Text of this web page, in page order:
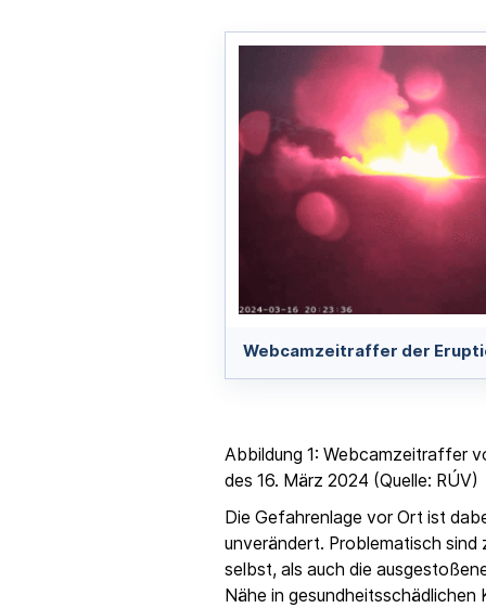
Webcamzeitraffer der
Abbildung 1: Webcamzeitraffer
des 16. März 2024 (Quelle: RÚV)
Die Gefahrenlage vor Ort ist
unverändert. Problematisch sind
selbst, als auch die
Nähe in